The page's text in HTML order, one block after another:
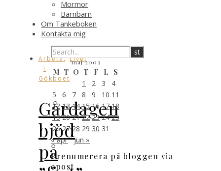
Mormor
Barnbarn
Om Tankeboken
Kontakta mig
Arbete , Livet
i
Gökboet
Gårdagen
bjöd
på
maj 2003
M T O T F L
S
1
2 3
4
5
6 7 8 9 10 11
12 13 14 15 16 17 18
19 20 21 22 23 24 25
26 27 28 29 30 31
« apr jun »
Prenumerera på bloggen via
epost